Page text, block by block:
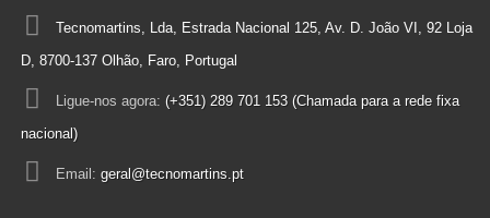
Tecnomartins, Lda, Estrada Nacional 125, Av. D. João VI, 92 Loja
D, 8700-137 Olhão, Faro, Portugal
Ligue-nos agora: (+351) 289 701 153 (Chamada para a rede fixa
nacional)
Email: geral@tecnomartins.pt